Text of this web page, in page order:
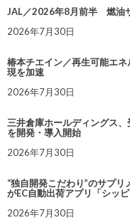
JAL／2026年8月前半 燃油
2026年7月30日
椿本チエイン／再生可能エ
現を加速
2026年7月30日
三井倉庫ホールディングス、
を開発・導入開始
2026年7月30日
“独自開発こだわり”のサプ
がEC自動出荷アプリ「シッ
2026年7月30日